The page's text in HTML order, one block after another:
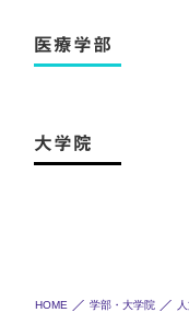
医療学部
大学院
HOME 学部・大学院